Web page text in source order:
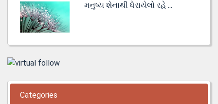
મનુષ્ય શેનાથી ધેરાયેલો રહે ...
Categories